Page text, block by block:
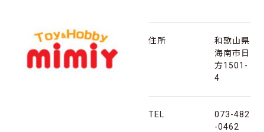
住所
和歌山県
海南市日
方1501-
4
TEL
073-482
-0462